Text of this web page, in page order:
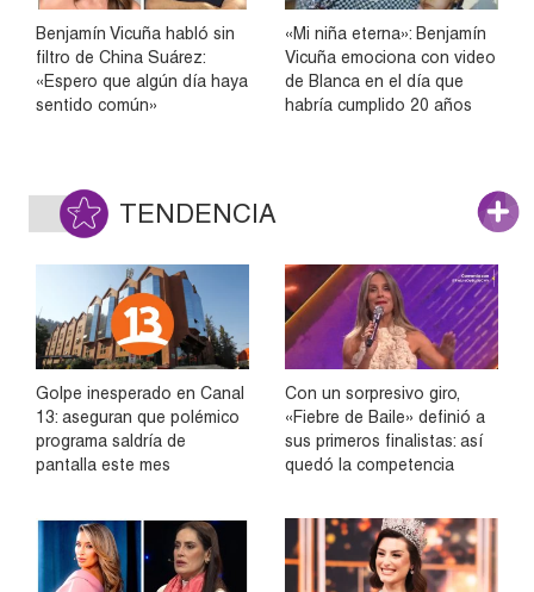
Benjamín Vicuña habló sin
filtro de China Suárez:
«Espero que algún día haya
sentido común»
«Mi niña eterna»: Benjamín
Vicuña emociona con video
de Blanca en el día que
habría cumplido 20 años
TENDENCIA
Golpe inesperado en Canal
13: aseguran que polémico
programa saldría de
pantalla este mes
Con un sorpresivo giro,
«Fiebre de Baile» definió a
sus primeros finalistas: así
quedó la competencia